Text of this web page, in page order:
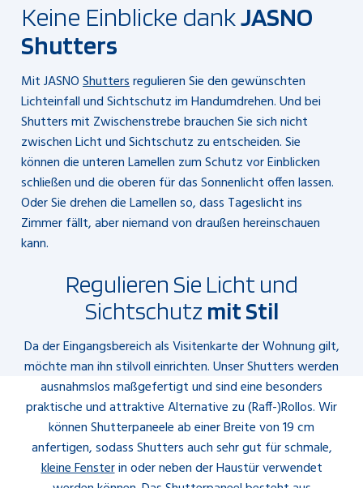
Keine Einblicke dankJASNO
Shutters
Mit JASNOShuttersregulieren Sie den gewünschten
Lichteinfall und Sichtschutz im Handumdrehen. Und bei
Shutters mit Zwischenstrebe brauchen Sie sich nicht
zwischen Licht und Sichtschutz zu entscheiden. Sie
können die unteren Lamellen zum Schutz vor Einblicken
schließen und die oberen für das Sonnenlicht offen lassen.
Oder Sie drehen die Lamellen so, dass Tageslicht ins
Zimmer fällt, aber niemand von draußen hereinschauen
kann.
Regulieren Sie Licht und
Sichtschutz mit Stil
Da der Eingangsbereich als Visitenkarte der Wohnung gilt,
möchte man ihn stilvoll einrichten. Unser Shutters werden
ausnahmslos maßgefertigt und sind eine besonders
praktische und attraktive Alternative zu (Raff-)Rollos. Wir
können Shutterpaneele ab einer Breite von 19 cm
anfertigen, sodass Shutters auch sehr gut für schmale,
kleine Fensterin oder neben der Haustür verwendet